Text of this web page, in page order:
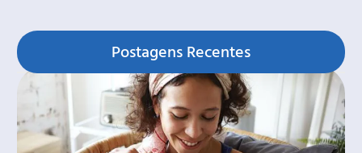
Postagens Recentes